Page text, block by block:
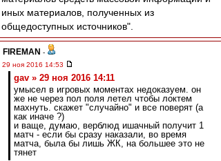
иных материалов, полученных из
общедоступных источников".
FIREMAN -
29 ноя 2016 14:53
gav » 29 ноя 2016 14:11
умысел в игровых моментах недоказуем. он
же не через пол поля летел чтобы локтем
махнуть. скажет "случайно" и все поверят (а
как иначе ?)
и ваще, думаю, верблюд ишачный получит 1
матч - если бы сразу наказали, во время
матча, была бы лишь ЖК, на большее это не
тянет